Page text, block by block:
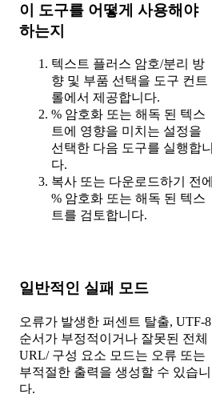
이 도구를 어떻게 사용해야
하는지
텍스트 플러스 암호/분리 방
향 및 부품 선택을 도구 컨트
롤에서 제공합니다.
% 암호화 또는 해독 된 텍스
트에 영향을 미치는 설정을
선택한 다음 도구를 실행합니
다.
복사 또는 다운로드하기 전에
% 암호화 또는 해독 된 텍스
트를 검토합니다.
일반적인 실패 모드
오류가 발생한 퍼센트 탈출, UTF-8
순서가 부정적이거나 잘못된 전체
URL/ 구성 요소 모드는 오류 또는
부적절한 출력을 생성할 수 있습니
다.